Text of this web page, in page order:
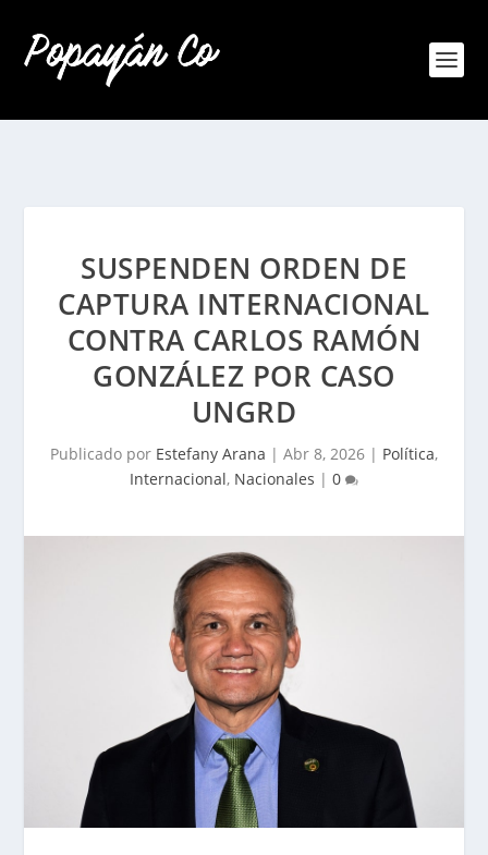
SUSPENDEN ORDEN DE
CAPTURA INTERNACIONAL
CONTRA CARLOS RAMÓN
GONZÁLEZ POR CASO
UNGRD
Publicado por Estefany Arana | Abr 8, 2026 | Política,
Internacional, Nacionales | 0